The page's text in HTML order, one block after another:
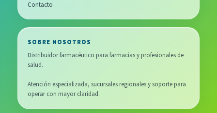
Contacto
SOBRE NOSOTROS
Distribuidor farmacéutico para farmacias y profesionales de
salud.
Atención especializada, sucursales regionales y soporte para
operar con mayor claridad.